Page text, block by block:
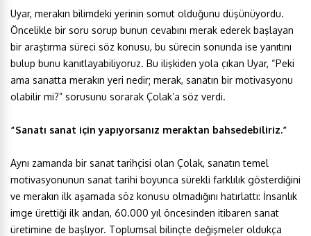
Uyar, merakın bilimdeki yerinin somut olduğunu düşünüyordu.
Öncelikle bir soru sorup bunun cevabını merak ederek başlayan
bir araştırma süreci söz konusu, bu sürecin sonunda ise yanıtını
bulup bunu kanıtlayabiliyoruz. Bu ilişkiden yola çıkan Uyar, “Peki
ama sanatta merakın yeri nedir; merak, sanatın bir motivasyonu
olabilir mi?” sorusunu sorarak Çolak’a söz verdi.
“Sanatı sanat için yapıyorsanız meraktan bahsedebiliriz.”
Aynı zamanda bir sanat tarihçisi olan Çolak, sanatın temel
motivasyonunun sanat tarihi boyunca sürekli farklılık gösterdiğini
ve merakın ilk aşamada söz konusu olmadığını hatırlattı: İnsanlık
imge ürettiği ilk andan, 60.000 yıl öncesinden itibaren sanat
üretimine de başlıyor. Toplumsal bilinçte değişmeler oldukça